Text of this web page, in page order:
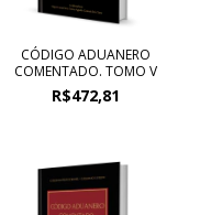
CÓDIGO ADUANERO
COMENTADO. TOMO V
R$472,81